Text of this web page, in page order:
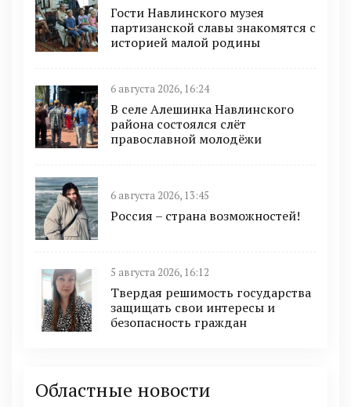
Гости Навлинского музея
партизанской славы знакомятся с
историей малой родины
6 августа 2026, 16:24
В селе Алешинка Навлинского
района состоялся слёт
православной молодёжи
6 августа 2026, 13:45
Россия – страна возможностей!
5 августа 2026, 16:12
Твердая решимость государства
защищать свои интересы и
безопасность граждан
Областные новости